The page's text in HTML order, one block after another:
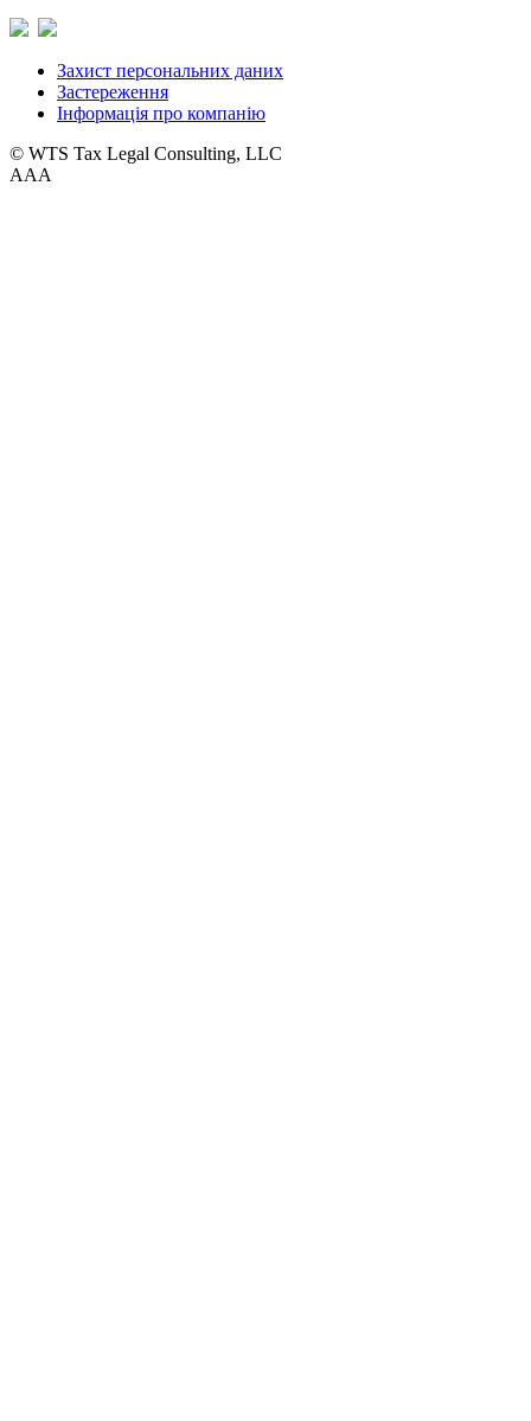
Захист персональних даних
Застереження
Інформація про компанію
© WTS Tax Legal Consulting, LLC
AAA